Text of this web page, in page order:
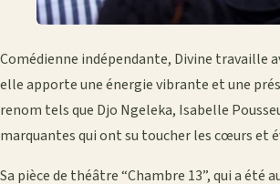
Comédienne indépendante, Divine travaille
elle apporte une énergie vibrante et une
renom tels que Djo Ngeleka, Isabelle
marquantes qui ont su toucher les cœurs et
Sa pièce de théâtre “Chambre 13”, qui a été